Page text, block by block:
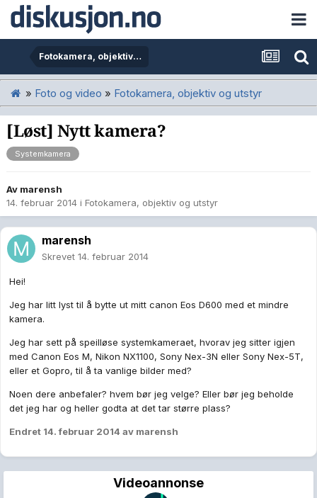
Fotokamera, objektiv og utstyr
» Foto og video » Fotokamera, objektiv og utstyr
[Løst] Nytt kamera?
Systemkamera
Av marensh
14. februar 2014 i Fotokamera, objektiv og utstyr
marensh
Skrevet 14. februar 2014
Hei!
Jeg har litt lyst til å bytte ut mitt canon Eos D600 med et mindre
kamera.
Jeg har sett på speilløse systemkameraet, hvorav jeg sitter igjen
med Canon Eos M, Nikon NX1100, Sony Nex-3N eller Sony Nex-5T,
eller et Gopro, til å ta vanlige bilder med?
Noen dere anbefaler? hvem bør jeg velge? Eller bør jeg beholde
det jeg har og heller godta at det tar større plass?
Endret 14. februar 2014 av marensh
Videoannonse